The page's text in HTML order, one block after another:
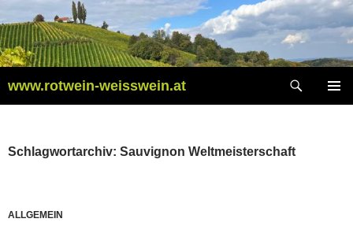
Inhalt
springen
www.rotwein-weisswein.at
Schlagwortarchiv: Sauvignon Weltmeisterschaft
ALLGEMEIN